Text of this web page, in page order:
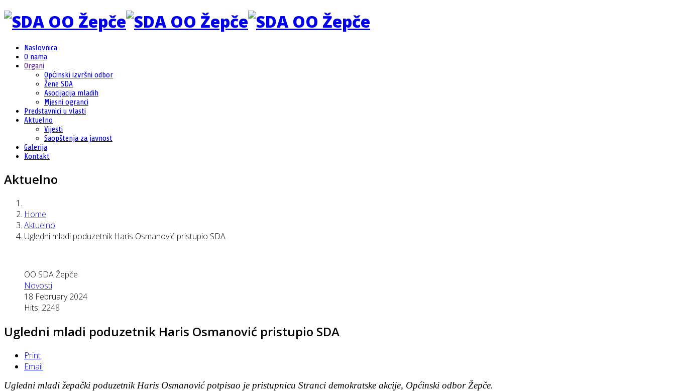
Naslovnica
O nama
Organi
Općinski izvršni odbor
Žene SDA
Asocijacija mladih
Mjesni ogranci
Predstavnici u vlasti
Aktuelno
Vijesti
Saopštenja za javnost
Galerija
Kontakt
Aktuelno
Home
Aktuelno
Ugledni mladi poduzetnik Haris Osmanović pristupio SDA
OO SDA Žepče
Novosti
18 February 2024
Hits: 2248
Ugledni mladi poduzetnik Haris Osmanović pristupio SDA
Print
Email
Ugledni mladi žepački poduzetnik Haris Osmanović potpisao je pristupnicu Stranci demokratske akcije, Općinski odbor Žepče.